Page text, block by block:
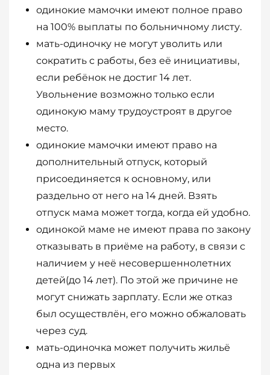
одинокие мамочки имеют полное право
на 100% выплаты по больничному листу.
мать-одиночку не могут уволить или
сократить с работы, без её инициативы,
если ребёнок не достиг 14 лет.
Увольнение возможно только если
одинокую маму трудоустроят в другое
место.
одинокие мамочки имеют право на
дополнительный отпуск, который
присоединяется к основному, или
раздельно от него на 14 дней. Взять
отпуск мама может тогда, когда ей удобно.
одинокой маме не имеют права по закону
отказывать в приёме на работу, в связи с
наличием у неё несовершеннолетних
детей(до 14 лет). По этой же причине не
могут снижать зарплату. Если же отказ
был осуществлён, его можно обжаловать
через суд.
мать-одиночка может получить жильё
одна из первых